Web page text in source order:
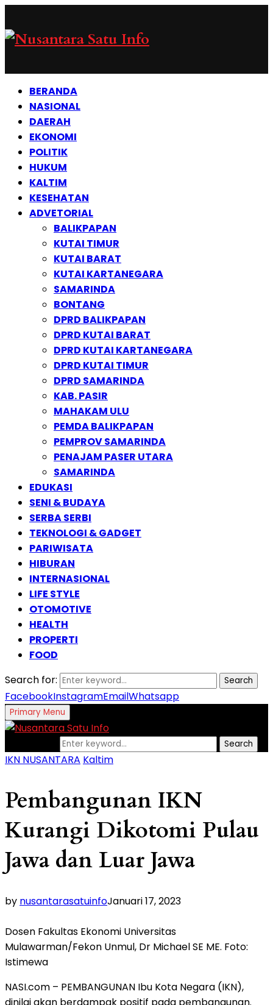
BERANDA
NASIONAL
DAERAH
EKONOMI
POLITIK
HUKUM
KALTIM
KESEHATAN
ADVETORIAL
BALIKPAPAN
KUTAI TIMUR
KUTAI BARAT
KUTAI KARTANEGARA
SAMARINDA
BONTANG
DPRD BALIKPAPAN
DPRD KUTAI BARAT
DPRD KUTAI KARTANEGARA
DPRD KUTAI TIMUR
DPRD SAMARINDA
KAB. PASIR
MAHAKAM ULU
PEMDA BALIKPAPAN
PEMPROV SAMARINDA
PENAJAM PASER UTARA
SAMARINDA
EDUKASI
SENI & BUDAYA
SERBA SERBI
TEKNOLOGI & GADGET
PARIWISATA
HIBURAN
INTERNASIONAL
LIFE STYLE
OTOMOTIVE
HEALTH
PROPERTI
FOOD
Search for:
Search
FacebookInstagramEmailWhatsapp
Primary Menu
Search
IKN NUSANTARA Kaltim
Pembangunan IKN
Kurangi Dikotomi Pulau
Jawa dan Luar Jawa
by nusantarasatuinfoJanuari 17, 2023
Dosen Fakultas Ekonomi Universitas
Mulawarman/Fekon Unmul, Dr Michael SE ME. Foto:
Istimewa
NASI.com – PEMBANGUNAN Ibu Kota Negara (IKN),
dinilai akan berdampak positif pada pembangunan.